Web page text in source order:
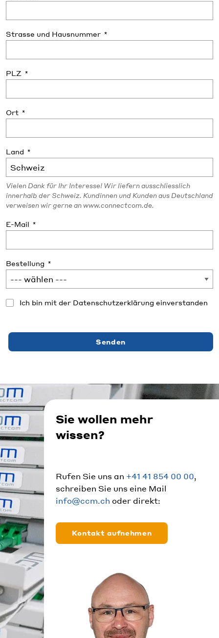
Strasse und Hausnummer
PLZ
Ort
Land
Vielen Dank für Ihr Interesse! Wir liefern ausschliesslich
innerhalb der Schweiz. Kundinnen und Kunden aus Deutschland
verweisen wir gerne an www.connectcom.de.
E-Mail
Bestellung
Ich bin mit der Datenschutzerklärung einverstanden
Senden
Sie wollen mehr
wissen?
Rufen Sie uns an +41 41 854 00 00,
schreiben Sie uns eine Mail
info@ccm.ch oder direkt:
Kontakt aufnehmen